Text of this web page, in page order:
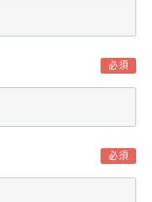
必須
必須